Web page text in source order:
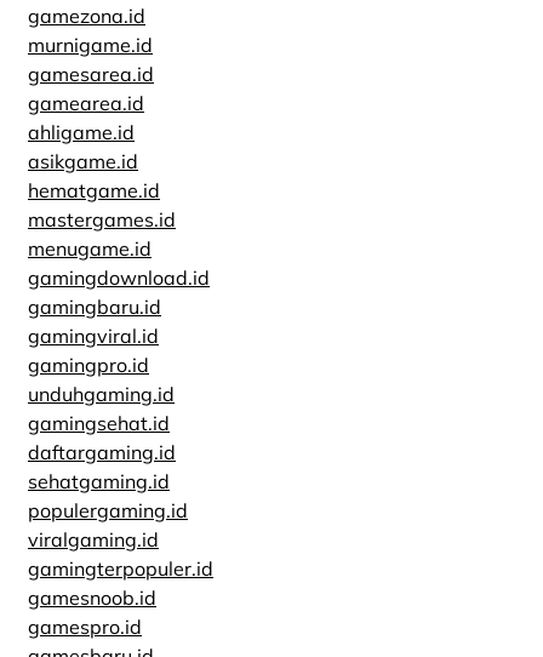
gamezona.id
murnigame.id
gamesarea.id
gamearea.id
ahligame.id
asikgame.id
hematgame.id
mastergames.id
menugame.id
gamingdownload.id
gamingbaru.id
gamingviral.id
gamingpro.id
unduhgaming.id
gamingsehat.id
daftargaming.id
sehatgaming.id
populergaming.id
viralgaming.id
gamingterpopuler.id
gamesnoob.id
gamespro.id